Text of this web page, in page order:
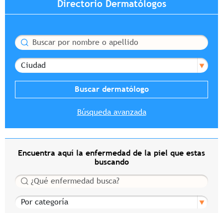
Directorio Dermatólogos
Buscar
Ciudad
Búsqueda avanzada
Encuentra aquí la enfermedad de la piel que estas
buscando
Buscar
Por categoría